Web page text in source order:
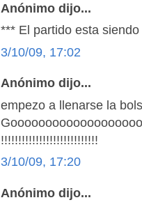
Anónimo dijo...
*** El partido esta
3/10/09, 17:02
Anónimo dijo...
empezo a llenarse la
!!!!!!!!!!!!!!!!!!!!!!!!!!!!
3/10/09, 17:20
Anónimo dijo...